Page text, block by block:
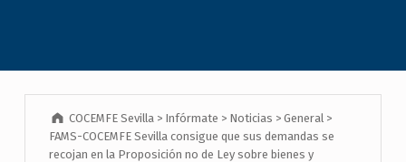
COCEMFE Sevilla > Infórmate > Noticias >General >
FAMS-COCEMFE Sevilla consigue que sus demandas se
recojan en la Proposición no de Ley sobre bienes y